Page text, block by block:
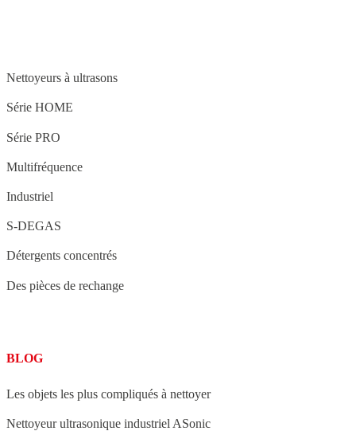
Nettoyeurs à ultrasons
Série HOME
Série PRO
Multifréquence
Industriel
S-DEGAS
Détergents concentrés
Des pièces de rechange
BLOG
Les objets les plus compliqués à nettoyer
Nettoyeur ultrasonique industriel ASonic